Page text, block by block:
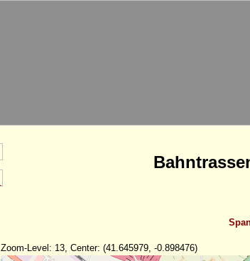
Zoom-Level: 13, Center: (41.645979, -0.898476)